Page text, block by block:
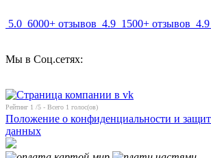
5.0 6000+ отзывов 4.9 1500+ отзывов 4.9
Мы в Соц.сетях:
Рейтинг 1 /5 - Всего 1 голос(ов)
Положение о конфиденциальности и
данных